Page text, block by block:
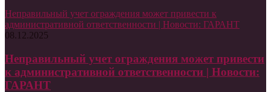
Неправильный учет ограждения может привести к
административной ответственности | Новости: ГАРАНТ
08.12.2025
Неправильный учет ограждения может привести
к административной ответственности | Новости:
ГАРАНТ